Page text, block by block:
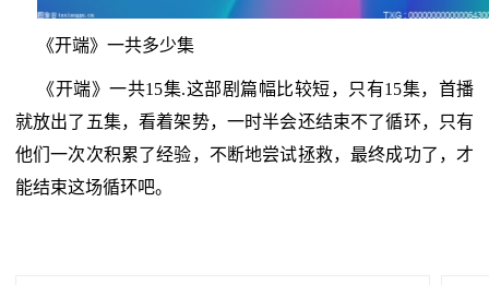
《开端》一共多少集
《开端》一共15集.这部剧篇幅比较短，只有15集，首播
就放出了五集，看着架势，一时半会还结束不了循环，只有
他们一次次积累了经验，不断地尝试拯救，最终成功了，才
能结束这场循环吧。